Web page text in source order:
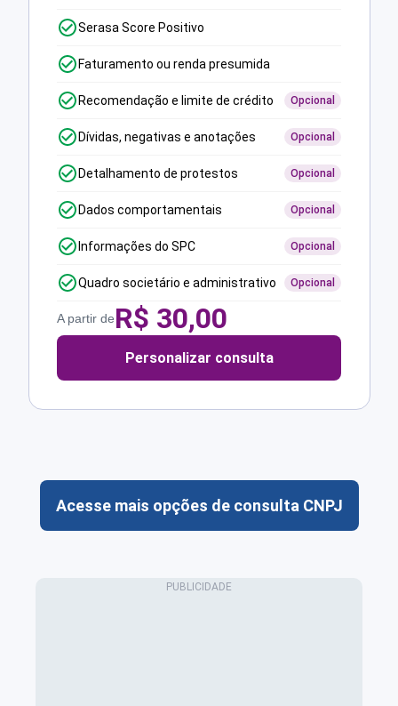
Serasa Score Positivo
Faturamento ou renda presumida
Recomendação e limite de crédito Opcional
Dívidas, negativas e anotações Opcional
Detalhamento de protestos Opcional
Dados comportamentais Opcional
Informações do SPC Opcional
Quadro societário e administrativo Opcional
A partir deR$ 30,00
Personalizar consulta
Acesse mais opções de consulta CNPJ